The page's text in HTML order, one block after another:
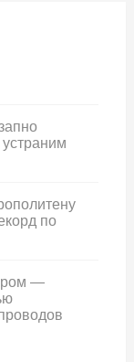
по
—